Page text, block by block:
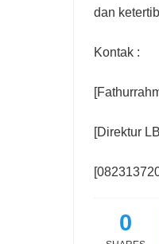
dan
Kontak :
[Direktur
0